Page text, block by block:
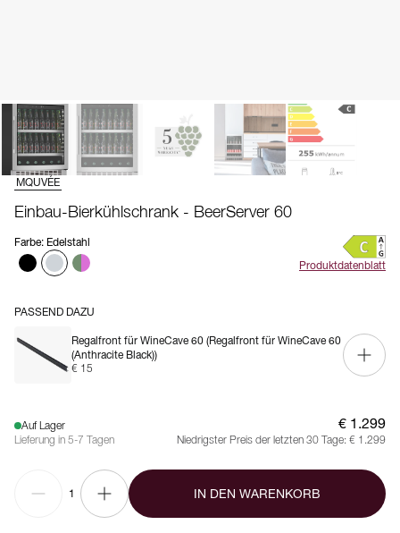
MQUVÉE
Einbau-Bierkühlschrank - BeerServer 60
Farbe: Edelstahl
Produktdatenblatt
PASSEND DAZU
Regalfront für WineCave 60 (Regalfront für WineCave 60
(Anthracite Black))
€ 15
Auf Lager
Lieferung in 5-7 Tagen
€ 1.299
Niedrigster Preis der letzten 30 Tage: € 1.299
1 IN DEN WARENKORB